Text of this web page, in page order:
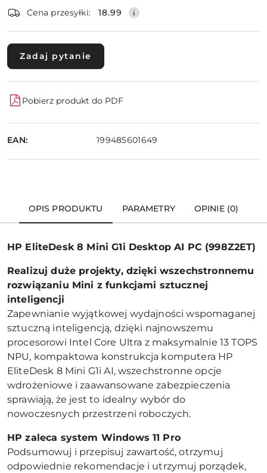
dostawaCena przesyłki: 18.99
Zadaj pytanie
Pobierz produkt do PDF
EAN: 199485601649
OPIS PRODUKTU PARAMETRY OPINIE (0)
HP EliteDesk 8 Mini G1i Desktop AI PC (998Z2ET)
Realizuj duże projekty, dzięki wszechstronnemu
rozwiązaniu Mini z funkcjami sztucznej
inteligencji
Zapewnianie wyjątkowej wydajności wspomaganej
sztuczną inteligencją, dzięki najnowszemu
procesorowi Intel Core Ultra z maksymalnie 13 TOPS
NPU, kompaktowa konstrukcja komputera HP
EliteDesk 8 Mini G1i AI, wszechstronne opcje
wdrożeniowe i zaawansowane zabezpieczenia
sprawiają, że jest to idealny wybór do
nowoczesnych przestrzeni roboczych.
HP zaleca system Windows 11 Pro
Podsumowuj i przepisuj zawartość, otrzymuj
odpowiednie rekomendacje i utrzymuj porządek,